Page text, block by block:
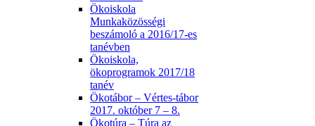
Ökoiskola
Munkaközösségi
beszámoló a 2016/17-es
tanévben
Ökoiskola,
ökoprogramok 2017/18
tanév
Ökotábor – Vértes-tábor
2017. október 7 – 8.
Ökotúra – Túra az